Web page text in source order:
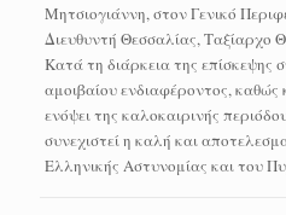
Μητσιογιάννη, στον Γενικό
Διευθυντή Θεσσαλίας, Ταξίαρχο
Κατά τη διάρκεια της επίσκεψης
αμοιβαίου ενδιαφέροντος,
ενόψει της καλοκαιρινής
συνεχιστεί η καλή και
Ελληνικής Αστυνομίας και του